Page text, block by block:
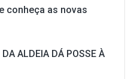
conheça as novas
ALDEIA DÁ POSSE À